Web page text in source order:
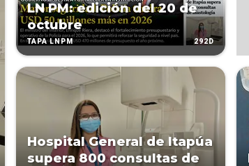
LN PM: edición del 20 de
octubre
TAPA LNPM 292D
Hospital General de Itapúa
supera 800 consultas de